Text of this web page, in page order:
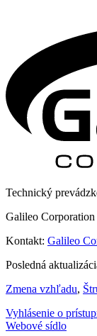
Technický
Galileo
Kontakt: Galileo
Posledná
Zmena vzhľadu,
Vyhlásenie o
Webové sídlo